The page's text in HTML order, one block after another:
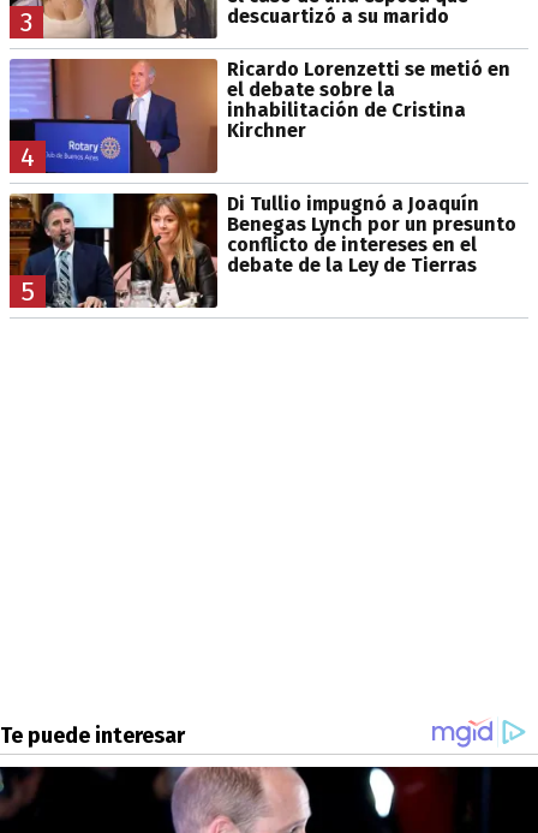
3
descuartizó a su marido
4
Ricardo Lorenzetti se metió en
el debate sobre la
inhabilitación de Cristina
Kirchner
5
Di Tullio impugnó a Joaquín
Benegas Lynch por un presunto
conflicto de intereses en el
debate de la Ley de Tierras